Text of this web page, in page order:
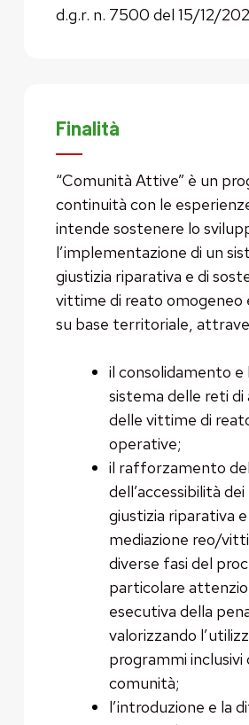
d.g.r. n. 7500 del 15/12/
Finalità
“Comunità Attive” è un
continuità con le
intende sostenere lo
l’implementazione di un
giustizia riparativa e di
vittime di reato omogeneo
su base territoriale,
il consolidamento e
sistema delle reti di
delle vittime di
operative;
il rafforzamento
dell’accessibilità
giustizia riparativa e
mediazione reo/
diverse fasi del
particolare
esecutiva della
valorizzando
programmi inclusivi
comunità;
l’introduzione e la